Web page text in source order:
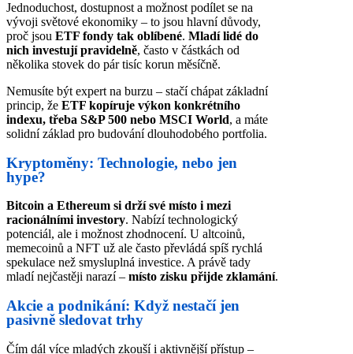
Jednoduchost, dostupnost a možnost podílet se na
vývoji světové ekonomiky – to jsou hlavní důvody,
proč jsou ETF fondy tak oblíbené. Mladí lidé do
nich investují pravidelně, často v částkách od
několika stovek do pár tisíc korun měsíčně.
Nemusíte být expert na burzu – stačí chápat základní
princip, že ETF kopíruje výkon konkrétního
indexu, třeba S&P 500 nebo MSCI World, a máte
solidní základ pro budování dlouhodobého portfolia.
Kryptoměny: Technologie, nebo jen
hype?
Bitcoin a Ethereum si drží své místo i mezi
racionálními investory. Nabízí technologický
potenciál, ale i možnost zhodnocení. U altcoinů,
memecoinů a NFT už ale často převládá spíš rychlá
spekulace než smysluplná investice. A právě tady
mladí nejčastěji narazí – místo zisku přijde zklamání.
Akcie a podnikání: Když nestačí jen
pasivně sledovat trhy
Čím dál více mladých zkouší i aktivnější přístup –